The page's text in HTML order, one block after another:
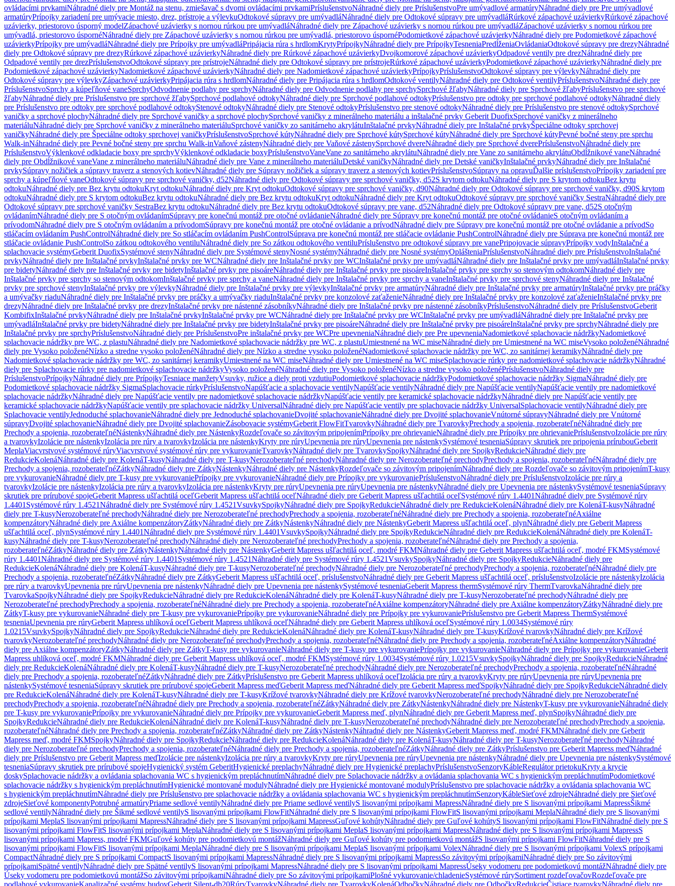
ovládacími prvkamiNáhradné diely pre Montáž na stenu, zmiešavač s dvomi ovládacími prvkamiPríslušenstvoNáhradné diely pre PríslušenstvoPre umývadlové armatúryNáhradné diely pre Pre umývadlové
armatúryPrípojky zariadení pre umývacie miesto, drez, prístroje a výlevkuOdtokové súpravy pre umývadláNáhradné diely pre Odtokové súpravy pre umývadláRúrkové zápachové uzávierkyRúrkové zápachové
uzávierky, priestorovo úsporný modelZápachové uzávierky s nornou rúrkou pre umývadláNáhradné diely pre Zápachové uzávierky s nornou rúrkou pre umývadláZápachové uzávierky s nornou rúrkou pre
umývadlá, priestorovo úspornéNáhradné diely pre Zápachové uzávierky s nornou rúrkou pre umývadlá, priestorovo úspornéPodomietkové zápachové uzávierkyNáhradné diely pre Podomietkové zápachové
uzávierkyPrípojky pre umývadláNáhradné diely pre Prípojky pre umývadláPripájacia rúra s hrdlomKrytyPrípojkyNáhradné diely pre PrípojkyTesneniaPredĺženiaOvládaniaOdtokové súpravy pre drezyNáhradné
diely pre Odtokové súpravy pre drezyRúrkové zápachové uzávierkyNáhradné diely pre Rúrkové zápachové uzávierkyDvojkomorové zápachové uzávierkyOdpadové ventily pre drezNáhradné diely pre
Odpadové ventily pre drezPríslušenstvoOdtokové súpravy pre prístrojeNáhradné diely pre Odtokové súpravy pre prístrojeRúrkové zápachové uzávierkyPodomietkové zápachové uzávierkyNáhradné diely pre
Podomietkové zápachové uzávierkyNadomietkové zápachové uzávierkyNáhradné diely pre Nadomietkové zápachové uzávierkyPrípojkyPríslušenstvoOdtokové súpravy pre výlevkyNáhradné diely pre
Odtokové súpravy pre výlevkyZápachové uzávierkyPripájacia rúra s hrdlomNáhradné diely pre Pripájacia rúra s hrdlomOdtokové ventilyNáhradné diely pre Odtokové ventilyPríslušenstvoNáhradné diely pre
PríslušenstvoSprchy a kúpeľňové vaneSprchyOdvodnenie podlahy pre sprchyNáhradné diely pre Odvodnenie podlahy pre sprchySprchové žľabyNáhradné diely pre Sprchové žľabyPríslušenstvo pre sprchové
žľabyNáhradné diely pre Príslušenstvo pre sprchové žľabySprchové podlahové odtokyNáhradné diely pre Sprchové podlahové odtokyPríslušenstvo pre odtoky pre sprchové podlahové odtokyNáhradné diely
pre Príslušenstvo pre odtoky pre sprchové podlahové odtokyStenové odtokyNáhradné diely pre Stenové odtokyPríslušenstvo pre stenové odtokyNáhradné diely pre Príslušenstvo pre stenové odtokySprchové
vaničky a sprchové plochyNáhradné diely pre Sprchové vaničky a sprchové plochySprchové vaničky z minerálneho materiálu a inštalačné prvky Geberit DuofixSprchové vaničky z minerálneho
materiáluNáhradné diely pre Sprchové vaničky z minerálneho materiáluSprchové vaničky zo sanitárneho akrylátuInštalačné prvkyNáhradné diely pre Inštalačné prvkyŠpeciálne odtoky sprchovej
vaničkyNáhradné diely pre Špeciálne odtoky sprchovej vaničkyPríslušenstvoSprchové kútyNáhradné diely pre Sprchové kútySprchové kútyNáhradné diely pre Sprchové kútyPevné bočné steny pre sprchu
Walk-inNáhradné diely pre Pevné bočné steny pre sprchu Walk-inVaňové zástenyNáhradné diely pre Vaňové zástenySprchové dvereNáhradné diely pre Sprchové dverePríslušenstvoNáhradné diely pre
PríslušenstvoVýklenkové odkladacie boxy pre sprchyVýklenkové odkladacie boxyPríslušenstvoVaneVane zo sanitárneho akrylátuNáhradné diely pre Vane zo sanitárneho akrylátuObdĺžnikové vaneNáhradné
diely pre Obdĺžnikové vaneVane z minerálneho materiáluNáhradné diely pre Vane z minerálneho materiáluDetské vaničkyNáhradné diely pre Detské vaničkyInštalačné prvkyNáhradné diely pre Inštalačné
prvkySúpravy nožičiek a súpravy traverz a stenových kotievNáhradné diely pre Súpravy nožičiek a súpravy traverz a stenových kotievPríslušenstvoSúpravy na opravuĎalšie príslušenstvoPrípojky zariadení pre
sprchy a kúpeľňové vaneOdtokové súpravy pre sprchové vaničky, d52Náhradné diely pre Odtokové súpravy pre sprchové vaničky, d52S krytom odtokuNáhradné diely pre S krytom odtokuBez krytu
odtokuNáhradné diely pre Bez krytu odtokuKryt odtokuNáhradné diely pre Kryt odtokuOdtokové súpravy pre sprchové vaničky, d90Náhradné diely pre Odtokové súpravy pre sprchové vaničky, d90S krytom
odtokuNáhradné diely pre S krytom odtokuBez krytu odtokuNáhradné diely pre Bez krytu odtokuKryt odtokuNáhradné diely pre Kryt odtokuOdtokové súpravy pre sprchové vaničky SestraNáhradné diely pre
Odtokové súpravy pre sprchové vaničky SestraBez krytu odtokuNáhradné diely pre Bez krytu odtokuOdtokové súpravy pre vane, d52Náhradné diely pre Odtokové súpravy pre vane, d52S otočným
ovládanímNáhradné diely pre S otočným ovládanímSúpravy pre konečnú montáž pre otočné ovládanieNáhradné diely pre Súpravy pre konečnú montáž pre otočné ovládanieS otočným ovládaním a
prívodomNáhradné diely pre S otočným ovládaním a prívodomSúpravy pre konečnú montáž pre otočné ovládanie a prívodNáhradné diely pre Súpravy pre konečnú montáž pre otočné ovládanie a prívodSo
stláčacím ovládaním PushControlNáhradné diely pre So stláčacím ovládaním PushControlSúprava pre konečnú montáž pre stláčacie ovládanie PushControlNáhradné diely pre Súprava pre konečnú montáž pre
stláčacie ovládanie PushControlSo zátkou odtokového ventiluNáhradné diely pre So zátkou odtokového ventiluPríslušenstvo pre odtokové súpravy pre vanePripojovacie súpravyPrípojky vodyInštalačné a
splachovacie systémyGeberit DuofixSystémové stenyNáhradné diely pre Systémové stenyNosné systémyNáhradné diely pre Nosné systémyOplášteniaPríslušenstvoNáhradné diely pre PríslušenstvoInštalačné
prvkyNáhradné diely pre Inštalačné prvkyInštalačné prvky pre WCNáhradné diely pre Inštalačné prvky pre WCInštalačné prvky pre umývadláNáhradné diely pre Inštalačné prvky pre umývadláInštalačné prvky
pre bidetyNáhradné diely pre Inštalačné prvky pre bidetyInštalačné prvky pre pisoáreNáhradné diely pre Inštalačné prvky pre pisoáreInštalačné prvky pre sprchy so stenovým odtokomNáhradné diely pre
Inštalačné prvky pre sprchy so stenovým odtokomInštalačné prvky pre sprchy a vaneNáhradné diely pre Inštalačné prvky pre sprchy a vaneInštalačné prvky pre sprchové stenyNáhradné diely pre Inštalačné
prvky pre sprchové stenyInštalačné prvky pre výlevkyNáhradné diely pre Inštalačné prvky pre výlevkyInštalačné prvky pre armatúryNáhradné diely pre Inštalačné prvky pre armatúryInštalačné prvky pre práčky
a umývačky riaduNáhradné diely pre Inštalačné prvky pre práčky a umývačky riaduInštalačné prvky pre konzolové zaťaženieNáhradné diely pre Inštalačné prvky pre konzolové zaťaženieInštalačné prvky pre
drezyNáhradné diely pre Inštalačné prvky pre drezyInštalačné prvky pre nástenné zásobníkyNáhradné diely pre Inštalačné prvky pre nástenné zásobníkyPríslušenstvoNáhradné diely pre PríslušenstvoGeberit
KombifixInštalačné prvkyNáhradné diely pre Inštalačné prvkyInštalačné prvky pre WCNáhradné diely pre Inštalačné prvky pre WCInštalačné prvky pre umývadláNáhradné diely pre Inštalačné prvky pre
umývadláInštalačné prvky pre bidetyNáhradné diely pre Inštalačné prvky pre bidetyInštalačné prvky pre pisoáreNáhradné diely pre Inštalačné prvky pre pisoáreInštalačné prvky pre sprchyNáhradné diely pre
Inštalačné prvky pre sprchyPríslušenstvoNáhradné diely pre PríslušenstvoPre inštalačné prvky pre WCPre upevneniaNáhradné diely pre Pre upevneniaNadomietkové splachovacie nádržkyNadomietkové
splachovacie nádržky pre WC, z plastuNáhradné diely pre Nadomietkové splachovacie nádržky pre WC, z plastuUmiestnené na WC miseNáhradné diely pre Umiestnené na WC miseVysoko položenéNáhradné
diely pre Vysoko položenéNízko a stredne vysoko položenéNáhradné diely pre Nízko a stredne vysoko položenéNadomietkové splachovacie nádržky pre WC, zo sanitárnej keramikyNáhradné diely pre
Nadomietkové splachovacie nádržky pre WC, zo sanitárnej keramikyUmiestnené na WC miseNáhradné diely pre Umiestnené na WC miseSplachovacie rúrky pre nadomietkové splachovacie nádržkyNáhradné
diely pre Splachovacie rúrky pre nadomietkové splachovacie nádržkyVysoko položenéNáhradné diely pre Vysoko položenéNízko a stredne vysoko položenéPríslušenstvoNáhradné diely pre
PríslušenstvoPrípojkyNáhradné diely pre PrípojkyTesniace manžetyVsuvky, ružice a diely proti vzdutiuPodomietkové splachovacie nádržkyPodomietkové splachovacie nádržky SigmaNáhradné diely pre
Podomietkové splachovacie nádržky SigmaSplachovacie rúrkyPríslušenstvoNapúšťacie a splachovacie ventilyNapúšťacie ventilyNáhradné diely pre Napúšťacie ventilyNapúšťacie ventily pre nadomietkové
splachovacie nádržkyNáhradné diely pre Napúšťacie ventily pre nadomietkové splachovacie nádržkyNapúšťacie ventily pre keramické splachovacie nádržkyNáhradné diely pre Napúšťacie ventily pre
keramické splachovacie nádržkyNapúšťacie ventily pre splachovacie nádržky UniversalNáhradné diely pre Napúšťacie ventily pre splachovacie nádržky UniversalSplachovacie ventilyNáhradné diely pre
Splachovacie ventilyJednoduché splachovanieNáhradné diely pre Jednoduché splachovanieDvojité splachovanieNáhradné diely pre Dvojité splachovanieVnútorné súpravyNáhradné diely pre Vnútorné
súpravyDvojité splachovanieNáhradné diely pre Dvojité splachovanieZásobovacie systémyGeberit FlowFitTvarovkyNáhradné diely pre TvarovkyPrechody a spojenia, rozoberateľnéNáhradné diely pre
Prechody a spojenia, rozoberateľnéNástenkyNáhradné diely pre NástenkyRozdeľovače so závitovým pripojenímPrípojky pre ohrievanieNáhradné diely pre Prípojky pre ohrievaniePríslušenstvoIzolácie pre rúry
a tvarovkyIzolácie pre nástenkyIzolácia pre rúry a tvarovkyIzolácia pre nástenkyKryty pre rúryUpevnenia pre rúryUpevnenia pre nástenkySystémové tesneniaSúpravy skrutiek pre pripojenia prírubouGeberit
MeplaViacvrstvové systémové rúryViacvrstvové systémové rúry pre vykurovanieTvarovkyNáhradné diely pre TvarovkySpojkyNáhradné diely pre SpojkyRedukcieNáhradné diely pre
RedukcieKolenáNáhradné diely pre KolenáT-kusyNáhradné diely pre T-kusyNerozoberateľné prechodyNáhradné diely pre Nerozoberateľné prechodyPrechody a spojenia, rozoberateľnéNáhradné diely pre
Prechody a spojenia, rozoberateľnéZátkyNáhradné diely pre ZátkyNástenkyNáhradné diely pre NástenkyRozdeľovače so závitovým pripojenímNáhradné diely pre Rozdeľovače so závitovým pripojenímT-kusy
pre vykurovanieNáhradné diely pre T-kusy pre vykurovaniePrípojky pre vykurovanieNáhradné diely pre Prípojky pre vykurovaniePríslušenstvoNáhradné diely pre PríslušenstvoIzolácie pre rúry a
tvarovkyIzolácie pre nástenkyIzolácia pre rúry a tvarovkyIzolácia pre nástenkyKryty pre rúryUpevnenia pre rúryUpevnenia pre nástenkyNáhradné diely pre Upevnenia pre nástenkySystémové tesneniaSúpravy
skrutiek pre prírubové spojeGeberit Mapress ušľachtilá oceľGeberit Mapress ušľachtilá oceľNáhradné diely pre Geberit Mapress ušľachtilá oceľSystémové rúry 1.4401Náhradné diely pre Systémové rúry
1.4401 Systémové rúry 1.4521Náhradné diely pre Systémové rúry 1.4521VsuvkySpojkyNáhradné diely pre SpojkyRedukcieNáhradné diely pre RedukcieKolenáNáhradné diely pre KolenáT-kusyNáhradné
diely pre T-kusyNerozoberateľné prechodyNáhradné diely pre Nerozoberateľné prechodyPrechody a spojenia, rozoberateľnéNáhradné diely pre Prechody a spojenia, rozoberateľnéAxiálne
kompenzátoryNáhradné diely pre Axiálne kompenzátoryZátkyNáhradné diely pre ZátkyNástenkyNáhradné diely pre NástenkyGeberit Mapress ušľachtilá oceľ, plynNáhradné diely pre Geberit Mapress
ušľachtilá oceľ, plynSystémové rúry 1.4401Náhradné diely pre Systémové rúry 1.4401VsuvkySpojkyNáhradné diely pre SpojkyRedukcieNáhradné diely pre RedukcieKolenáNáhradné diely pre KolenáT-
kusyNáhradné diely pre T-kusyNerozoberateľné prechodyNáhradné diely pre Nerozoberateľné prechodyPrechody a spojenia, rozoberateľnéNáhradné diely pre Prechody a spojenia,
rozoberateľnéZátkyNáhradné diely pre ZátkyNástenkyNáhradné diely pre NástenkyGeberit Mapress ušľachtilá oceľ, modré FKMNáhradné diely pre Geberit Mapress ušľachtilá oceľ, modré FKMSystémové
rúry 1.4401Náhradné diely pre Systémové rúry 1.4401 Systémové rúry 1.4521Náhradné diely pre Systémové rúry 1.4521VsuvkySpojkyNáhradné diely pre SpojkyRedukcieNáhradné diely pre
RedukcieKolenáNáhradné diely pre KolenáT-kusyNáhradné diely pre T-kusyNerozoberateľné prechodyNáhradné diely pre Nerozoberateľné prechodyPrechody a spojenia, rozoberateľnéNáhradné diely pre
Prechody a spojenia, rozoberateľnéZátkyNáhradné diely pre ZátkyGeberit Mapress ušľachtilá oceľ, príslušenstvoNáhradné diely pre Geberit Mapress ušľachtilá oceľ, príslušenstvoIzolácie pre nástenkyIzolácia
pre rúry a tvarovkyUpevnenia pre rúryUpevnenia pre nástenkyNáhradné diely pre Upevnenia pre nástenkySystémové tesneniaGeberit Mapress thermSystémové rúry ThermTvarovkaNáhradné diely pre
TvarovkaSpojkyNáhradné diely pre SpojkyRedukcieNáhradné diely pre RedukcieKolenáNáhradné diely pre KolenáT-kusyNáhradné diely pre T-kusyNerozoberateľné prechodyNáhradné diely pre
Nerozoberateľné prechodyPrechody a spojenia, rozoberateľnéNáhradné diely pre Prechody a spojenia, rozoberateľnéAxiálne kompenzátoryNáhradné diely pre Axiálne kompenzátoryZátkyNáhradné diely pre
ZátkyT-kusy pre vykurovanieNáhradné diely pre T-kusy pre vykurovaniePrípojky pre vykurovanieNáhradné diely pre Prípojky pre vykurovaniePríslušenstvo pre Geberit Mapress ThermSystémové
tesneniaUpevnenia pre rúryGeberit Mapress uhlíková oceľGeberit Mapress uhlíková oceľNáhradné diely pre Geberit Mapress uhlíková oceľSystémové rúry 1.0034Systémové rúry
1.0215VsuvkySpojkyNáhradné diely pre SpojkyRedukcieNáhradné diely pre RedukcieKolenáNáhradné diely pre KolenáT-kusyNáhradné diely pre T-kusyKrížové tvarovkyNáhradné diely pre Krížové
tvarovkyNerozoberateľné prechodyNáhradné diely pre Nerozoberateľné prechodyPrechody a spojenia, rozoberateľnéNáhradné diely pre Prechody a spojenia, rozoberateľnéAxiálne kompenzátoryNáhradné
diely pre Axiálne kompenzátoryZátkyNáhradné diely pre ZátkyT-kusy pre vykurovanieNáhradné diely pre T-kusy pre vykurovaniePrípojky pre vykurovanieNáhradné diely pre Prípojky pre vykurovanieGeberit
Mapress uhlíková oceľ, modré FKMNáhradné diely pre Geberit Mapress uhlíková oceľ, modré FKMSystémové rúry 1.0034Systémové rúry 1.0215VsuvkySpojkyNáhradné diely pre SpojkyRedukcieNáhradné
diely pre RedukcieKolenáNáhradné diely pre KolenáT-kusyNáhradné diely pre T-kusyNerozoberateľné prechodyNáhradné diely pre Nerozoberateľné prechodyPrechody a spojenia, rozoberateľnéNáhradné
diely pre Prechody a spojenia, rozoberateľnéZátkyNáhradné diely pre ZátkyPríslušenstvo pre Geberit Mapress uhlíková oceľIzolácia pre rúry a tvarovkyKryty pre rúryUpevnenia pre rúryUpevnenia pre
nástenkySystémové tesneniaSúpravy skrutiek pre prírubové spojeGeberit Mapress meďGeberit Mapress meďNáhradné diely pre Geberit Mapress meďSpojkyNáhradné diely pre SpojkyRedukcieNáhradné diely
pre RedukcieKolenáNáhradné diely pre KolenáT-kusyNáhradné diely pre T-kusyKrížové tvarovkyNáhradné diely pre Krížové tvarovkyNerozoberateľné prechodyNáhradné diely pre Nerozoberateľné
prechodyPrechody a spojenia, rozoberateľnéNáhradné diely pre Prechody a spojenia, rozoberateľnéZátkyNáhradné diely pre ZátkyNástenkyNáhradné diely pre NástenkyT-kusy pre vykurovanieNáhradné diely
pre T-kusy pre vykurovaniePrípojky pre vykurovanieNáhradné diely pre Prípojky pre vykurovanieGeberit Mapress meď, plynNáhradné diely pre Geberit Mapress meď, plynSpojkyNáhradné diely pre
SpojkyRedukcieNáhradné diely pre RedukcieKolenáNáhradné diely pre KolenáT-kusyNáhradné diely pre T-kusyNerozoberateľné prechodyNáhradné diely pre Nerozoberateľné prechodyPrechody a spojenia,
rozoberateľnéNáhradné diely pre Prechody a spojenia, rozoberateľnéZátkyNáhradné diely pre ZátkyNástenkyNáhradné diely pre NástenkyGeberit Mapress meď, modré FKMNáhradné diely pre Geberit
Mapress meď, modré FKMSpojkyNáhradné diely pre SpojkyRedukcieNáhradné diely pre RedukcieKolenáNáhradné diely pre KolenáT-kusyNáhradné diely pre T-kusyNerozoberateľné prechodyNáhradné
diely pre Nerozoberateľné prechodyPrechody a spojenia, rozoberateľnéNáhradné diely pre Prechody a spojenia, rozoberateľnéZátkyNáhradné diely pre ZátkyPríslušenstvo pre Geberit Mapress meďNáhradné
diely pre Príslušenstvo pre Geberit Mapress meďIzolácie pre nástenkyIzolácia pre rúry a tvarovkyKryty pre rúryUpevnenia pre rúryUpevnenia pre nástenkyNáhradné diely pre Upevnenia pre nástenkySystémové
tesneniaSúpravy skrutiek pre prírubové spojeHygienický systém GeberitHygienické preplachyNáhradné diely pre Hygienické preplachyPríslušenstvoSenzoryKábleRegulátor prietokuKryty a krycie
doskySplachovacie nádržky a ovládania splachovania WC s hygienickým prepláchnutímNáhradné diely pre Splachovacie nádržky a ovládania splachovania WC s hygienickým prepláchnutímPodomietkové
splachovacie nádržky s hygienickým prepláchnutímHygienické montované modulyNáhradné diely pre Hygienické montované modulyPríslušenstvo pre splachovacie nádržky a ovládania splachovania WC
s hygienickým prepláchnutímNáhradné diely pre Príslušenstvo pre splachovacie nádržky a ovládania splachovania WC s hygienickým prepláchnutímSenzoryKábleSieťové zdrojeNáhradné diely pre Sieťové
zdrojeSieťové komponentyPotrubné armatúryPriame sedlové ventilyNáhradné diely pre Priame sedlové ventilyS lisovanými prípojkami MapressNáhradné diely pre S lisovanými prípojkami MapressŠikmé
sedlové ventilyNáhradné diely pre Šikmé sedlové ventilyS lisovanými prípojkami FlowFitNáhradné diely pre S lisovanými prípojkami FlowFitS lisovanými prípojkami MeplaNáhradné diely pre S lisovanými
prípojkami MeplaS lisovanými prípojkami MapressNáhradné diely pre S lisovanými prípojkami MapressGuľové kohútyNáhradné diely pre Guľové kohútyS lisovanými prípojkami FlowFitNáhradné diely pre S
lisovanými prípojkami FlowFitS lisovanými prípojkami MeplaNáhradné diely pre S lisovanými prípojkami MeplaS lisovanými prípojkami MapressNáhradné diely pre S lisovanými prípojkami MapressS
lisovanými prípojkami Mapress, modré FKMGuľové kohúty pre podomietkovú montážNáhradné diely pre Guľové kohúty pre podomietkovú montážS lisovanými prípojkami FlowFitNáhradné diely pre S
lisovanými prípojkami FlowFitS lisovanými prípojkami MeplaNáhradné diely pre S lisovanými prípojkami MeplaS lisovanými prípojkami VolexNáhradné diely pre S lisovanými prípojkami VolexS prípojkami
CompactNáhradné diely pre S prípojkami CompactS lisovanými prípojkami MapressNáhradné diely pre S lisovanými prípojkami MapressSo závitovými prípojkamiNáhradné diely pre So závitovými
prípojkamiSpätné ventilyNáhradné diely pre Spätné ventilyS lisovanými prípojkami MapressNáhradné diely pre S lisovanými prípojkami MapressÚseky vodomeru pre podomietkovú montážNáhradné diely pre
Úseky vodomeru pre podomietkovú montážSo závitovými prípojkamiNáhradné diely pre So závitovými prípojkamiPlošné vykurovanie/chladenieSystémové rúrySortiment rozdeľovačovRozdeľovače pre
podlahové vykurovanieKanalizačné systémy budovGeberit Silent-db20RúryTvarovkyNáhradné diely pre TvarovkyKolenáOdbočkyNáhradné diely pre OdbočkyRedukcieČistiace tvarovkyNáhradné diely pre